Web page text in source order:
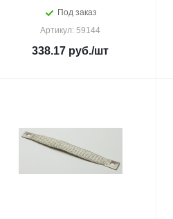
Под заказ
Артикул: 59144
338.17 руб./шт